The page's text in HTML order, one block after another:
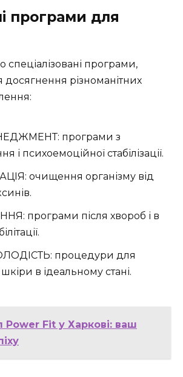
програми для
програми,
досягнення різноманітних
: програми з
і психоемоційної стабілізації.
: очищення організму від
: програми після хвороб і в
: процедури для
в ідеальному стані.
Power Fit у Харкові: ваш